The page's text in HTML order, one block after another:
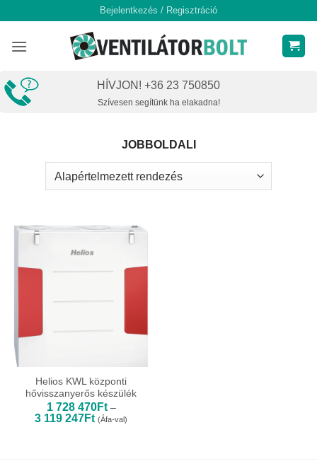
content
Bejelentkezés / Regisztráció
HÍVJON! +36 23 750850
Szívesen segítünk ha elakadna!
JOBBOLDALI
Helios KWL központi
hővisszanyerős készülék
1 728 470Ft –
3 119 247FtÁrtartomány:
1
(Áfa-val)